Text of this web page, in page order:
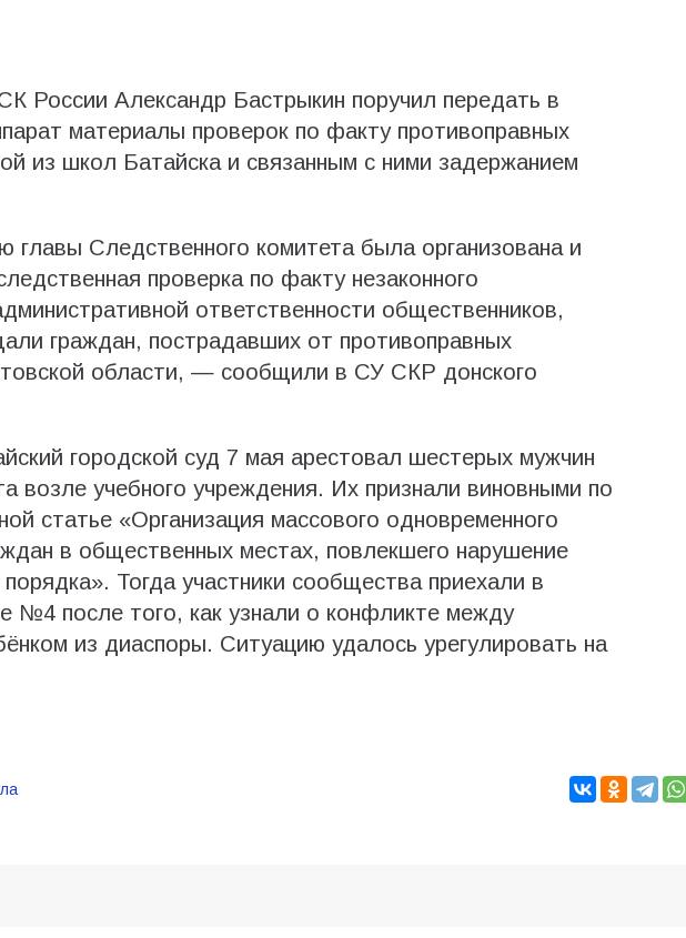
России Александр Бастрыкин поручил передать в
материалы проверок по факту противоправных
из школ Батайска и связанным с ними задержанием
Следственного комитета была организована и
проверка по факту незаконного
ответственности общественников,
граждан, пострадавших от противоправных
области, — сообщили в СУ СКР донского
городской суд 7 мая арестовал шестерых мужчин
возле учебного учреждения. Их признали виновными по
статье «Организация массового одновременного
в общественных местах, повлекшего нарушение
Тогда участники сообщества приехали в
№4 после того, как узнали о конфликте между
из диаспоры. Ситуацию удалось урегулировать на